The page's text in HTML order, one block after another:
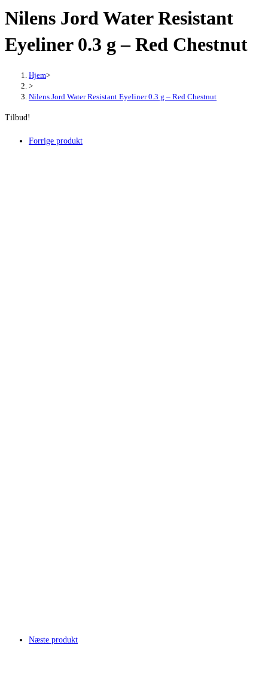
139,95 kr..125,96 kr..
Nilens Jord Water Resistant
Eyeliner 0.3 g – Red Chestnut
Hjem>
>
Nilens Jord Water Resistant Eyeliner 0.3 g – Red Chestnut
Tilbud!
Forrige produkt
Næste produkt